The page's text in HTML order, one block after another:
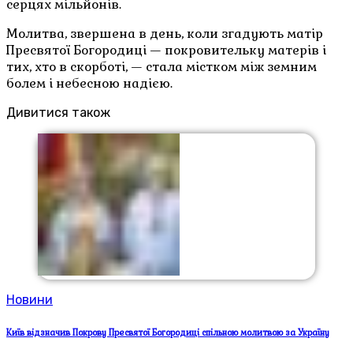
серцях мільйонів.
Молитва, звершена в день, коли згадують матір
Пресвятої Богородиці — покровительку матерів і
тих, хто в скорботі, — стала містком між земним
болем і небесною надією.
Дивитися також
Новини
Київ відзначив Покрову Пресвятої Богородиці спільною молитвою за Україну